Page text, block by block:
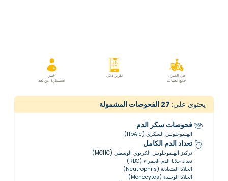
في المنزل
جمع العينات
تقرير ذكي
خبير
استشارة عن بُعد
يحتوي على: 27 الفحوصات المشمولة
فحوصات سكر الدم
الهيموجلوبين السكري (HbA1c)
تعداد الدم الكامل
تركيز الهيموجلوبين الكريوي الوسطي (MCHC)
تعداد خلايا الدم الحمراء (RBC)
الخلايا المتعادلة (Neutrophils)
الخلايا الوحيدة (Monocytes)